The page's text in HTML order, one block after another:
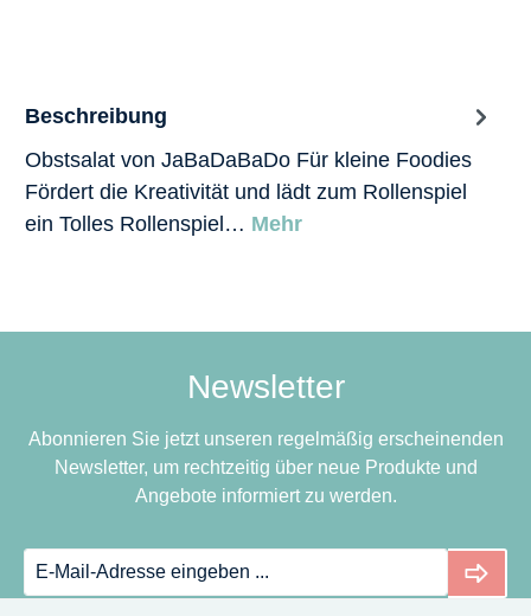
Beschreibung
Obstsalat von JaBaDaBaDo Für kleine Foodies
Fördert die Kreativität und lädt zum Rollenspiel
ein Tolles Rollenspiel… Mehr
Newsletter
Abonnieren Sie jetzt unseren regelmäßig erscheinenden
Newsletter, um rechtzeitig über neue Produkte und
Angebote informiert zu werden.